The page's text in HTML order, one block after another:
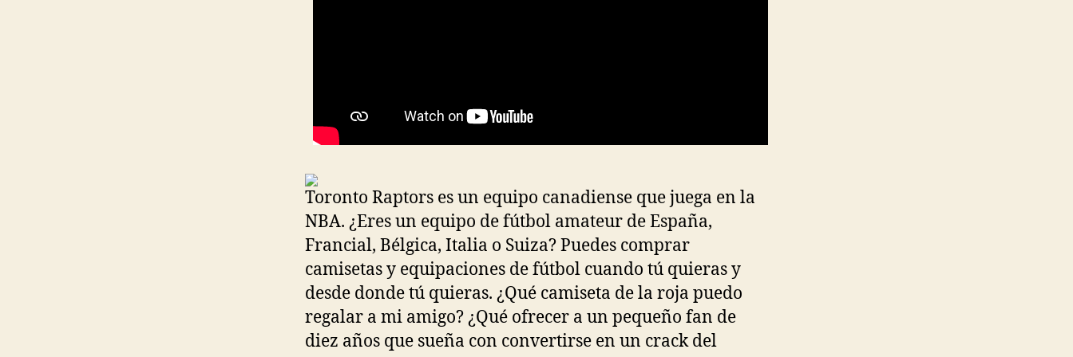
Toronto Raptors es un equipo canadiense que juega en la
NBA. ¿Eres un equipo de fútbol amateur de España,
Francial, Bélgica, Italia o Suiza? Puedes comprar
camisetas y equipaciones de fútbol cuando tú quieras y
desde donde tú quieras. ¿Qué camiseta de la roja puedo
regalar a mi amigo? ¿Qué ofrecer a un pequeño fan de
diez años que sueña con convertirse en un crack del